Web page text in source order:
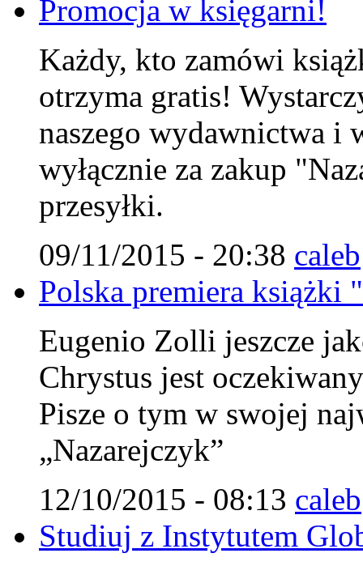
Promocja w księgarni!
Każdy, kto zamówi
otrzyma gratis!
naszego wydawnictwa i
wyłącznie za zakup
przesyłki.
09/11/2015 - 20:38 caleb
Polska premiera
Eugenio Zolli jeszcze
Chrystus jest
Pisze o tym w swojej
„Nazarejczyk”
12/10/2015 - 08:13 caleb
Studiuj z Instytutem